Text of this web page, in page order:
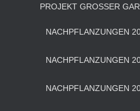
PROJEKT GROSSER
NACHPFLANZUNGEN
NACHPFLANZUNGEN
NACHPFLANZUNGEN